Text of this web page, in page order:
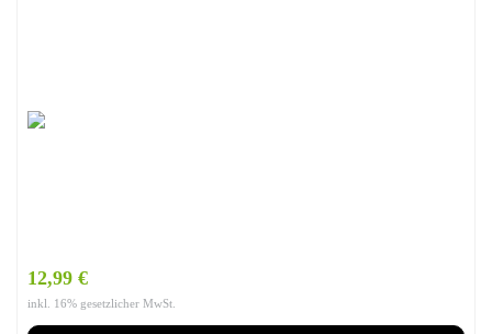
12,99 €
inkl. 16% gesetzlicher MwSt.